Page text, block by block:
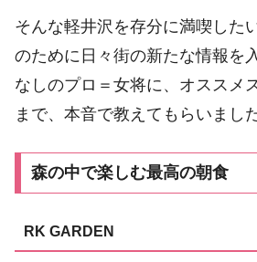
そんな軽井沢を存分に満喫した
のために日々街の新たな情報を
なしのプロ＝女将に、オススメ
まで、本音で教えてもらいまし
森の中で楽しむ最高の朝食
RK GARDEN